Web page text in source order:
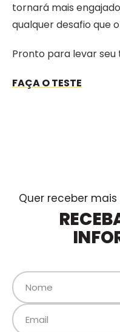
tornará mais
qualquer desafio que
Pronto para levar
FAÇA O TESTE
Quer receber